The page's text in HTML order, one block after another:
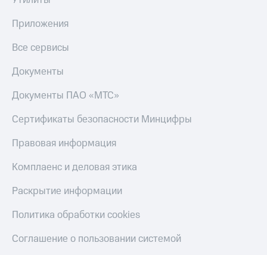
скидки
Все
Приложения
Все сервисы
Документы
Документы ПАО «МТС»
Сертификаты безопасности Минцифры
Правовая информация
Комплаенс и деловая этика
Раскрытие информации
Политика обработки cookies
Соглашение о пользовании системой